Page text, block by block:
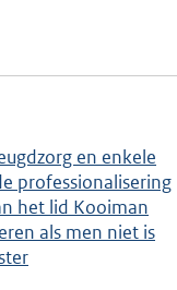
en enkele
professionalisering
het lid Kooiman
als men niet is